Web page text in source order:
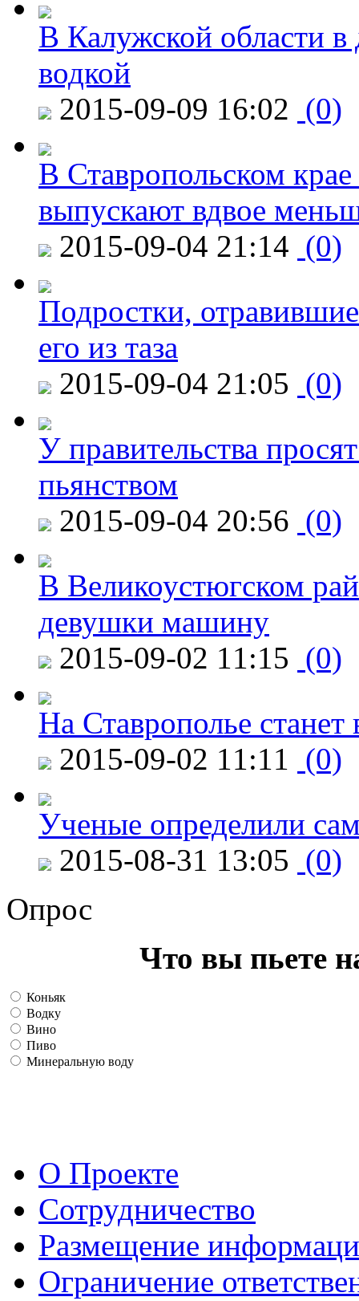
В Калужской области в
водкой
2015-09-09 16:02 (0)
В Ставропольском
выпускают вдвое
2015-09-04 21:14 (0)
Подростки,
его из таза
2015-09-04 21:05 (0)
У правительства
пьянством
2015-09-04 20:56 (0)
В Великоустюгском
девушки машину
2015-09-02 11:15 (0)
На Ставрополье
2015-09-02 11:11 (0)
Ученые определили
2015-08-31 13:05 (0)
Опрос
Что вы пьете
Коньяк
Водку
Вино
Пиво
Минеральную воду
О Проекте
Сотрудничество
Размещение
Ограничение